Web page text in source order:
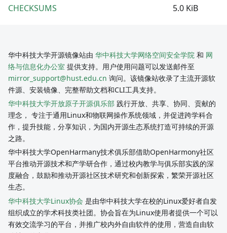
CHECKSUMS
5.0 KiB
华中科技大学开源镜像站由 华中科技大学网络空间安全学院 和 网
络与信息化办公室 提供支持。用户使用问题可以发送邮件至
mirror_support@hust.edu.cn 询问。该镜像站收录了主流开源软
件源、安装镜像、完整帮助文档和CLI工具支持。
华中科技大学开放原子开源俱乐部 践行开放、共享、协同、贡献的
理念， 专注于通用Linux和物联网操作系统领域，并促进跨学科合
作，提升技能，分享知识，为国内开源生态系统打造可持续的开源
之路。
华中科技大学OpenHarmany技术俱乐部借助OpenHarmony社区
平台推动开源技术和产学研合作，通过校内教学与俱乐部实践的深
度融合，鼓励和推动开源社区技术研究和创新探索，繁荣开源社区
生态。
华中科技大学Linux协会 是由华中科技大学在校的Linux爱好者自发
组织成立的学术科技类社团。协会旨在为Linux使用者提供一个可以
有效交流学习的平台，并推广校内外自由软件的使用，营造自由软